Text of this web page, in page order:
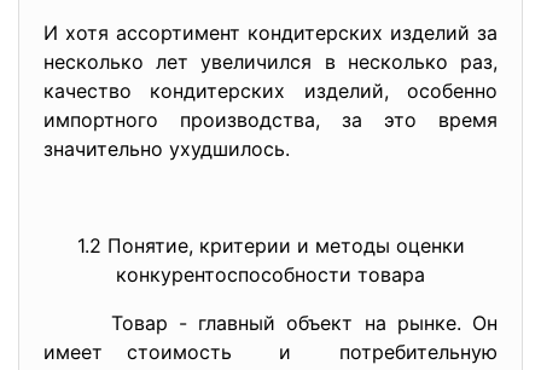
И хотя ассортимент кондитерских изделий за
несколько лет увеличился в несколько раз,
качество кондитерских изделий, особенно
импортного производства, за это время
значительно ухудшилось.
1.2 Понятие, критерии и методы оценки
конкурентоспособности товара
Товар - главный объект на рынке. Он
имеет стоимость и потребительную